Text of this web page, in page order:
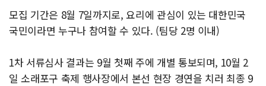
모집 기간은 8월 7일까지로, 요리에 관심이 있는 대한민국
국민이라면 누구나 참여할 수 있다. (팀당 2명 이내)
1차 서류심사 결과는 9월 첫째 주에 개별 통보되며, 10월 2
일 소래포구 축제 행사장에서 본선 현장 경연을 치러 최종 9